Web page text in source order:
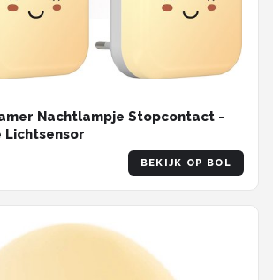
Nachtlampje Stopcontact -
Lichtsensor
BEKIJK OP BOL